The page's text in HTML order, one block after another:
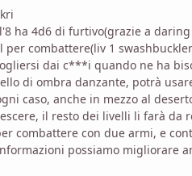
ha 4d6 di furtivo(grazie a
per combattere(liv 1
dai c***i quando ne ha
di ombra danzante, potrà
caso, anche in mezzo al
il resto dei livelli li farà da
combattere con due armi, e
possiamo migliorare